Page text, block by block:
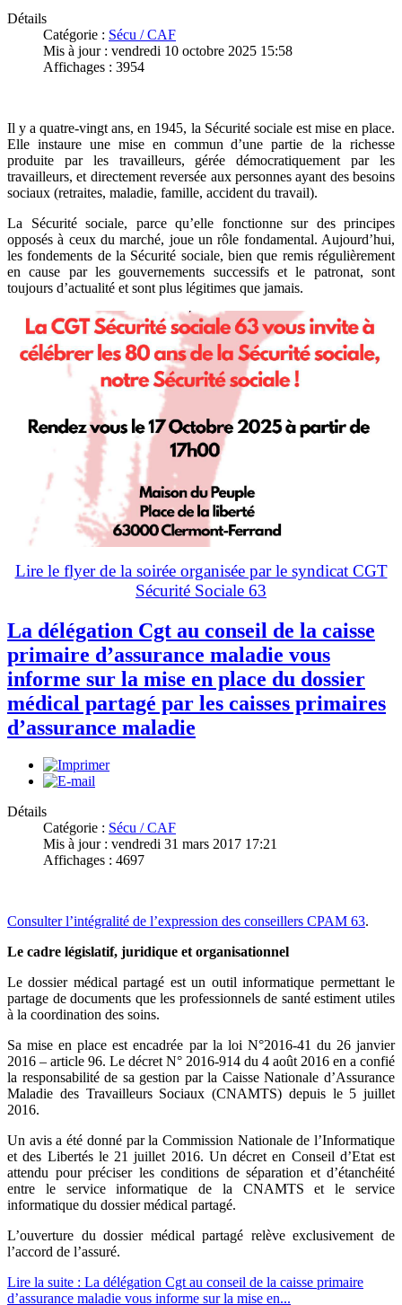
Détails
Catégorie : Sécu / CAF
Mis à jour : vendredi 10 octobre 2025 15:58
Affichages : 3954
Il y a quatre-vingt ans, en 1945, la Sécurité sociale est mise en place.
Elle instaure une mise en commun d’une partie de la richesse
produite par les travailleurs, gérée démocratiquement par les
travailleurs, et directement reversée aux personnes ayant des besoins
sociaux (retraites, maladie, famille, accident du travail).
La Sécurité sociale, parce qu’elle fonctionne sur des principes
opposés à ceux du marché, joue un rôle fondamental. Aujourd’hui,
les fondements de la Sécurité sociale, bien que remis régulièrement
en cause par les gouvernements successifs et le patronat, sont
toujours d’actualité et sont plus légitimes que jamais.
Lire le flyer de la soirée organisée par le syndicat CGT
Sécurité Sociale 63
La délégation Cgt au conseil de la caisse
primaire d’assurance maladie vous
informe sur la mise en place du dossier
médical partagé par les caisses primaires
d’assurance maladie
Détails
Catégorie : Sécu / CAF
Mis à jour : vendredi 31 mars 2017 17:21
Affichages : 4697
Consulter l’intégralité de l’expression des conseillers CPAM 63.
Le cadre législatif, juridique et organisationnel
Le dossier médical partagé est un outil informatique permettant le
partage de documents que les professionnels de santé estiment utiles
à la coordination des soins.
Sa mise en place est encadrée par la loi N°2016-41 du 26 janvier
2016 – article 96. Le décret N° 2016-914 du 4 août 2016 en a confié
la responsabilité de sa gestion par la Caisse Nationale d’Assurance
Maladie des Travailleurs Sociaux (CNAMTS) depuis le 5 juillet
2016.
Un avis a été donné par la Commission Nationale de l’Informatique
et des Libertés le 21 juillet 2016. Un décret en Conseil d’Etat est
attendu pour préciser les conditions de séparation et d’étanchéité
entre le service informatique de la CNAMTS et le service
informatique du dossier médical partagé.
L’ouverture du dossier médical partagé relève exclusivement de
l’accord de l’assuré.
Lire la suite : La délégation Cgt au conseil de la caisse primaire
d’assurance maladie vous informe sur la mise en...